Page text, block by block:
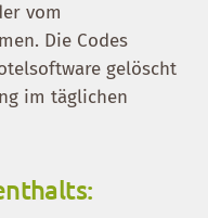
vom
Die Codes
gelöscht
im täglichen